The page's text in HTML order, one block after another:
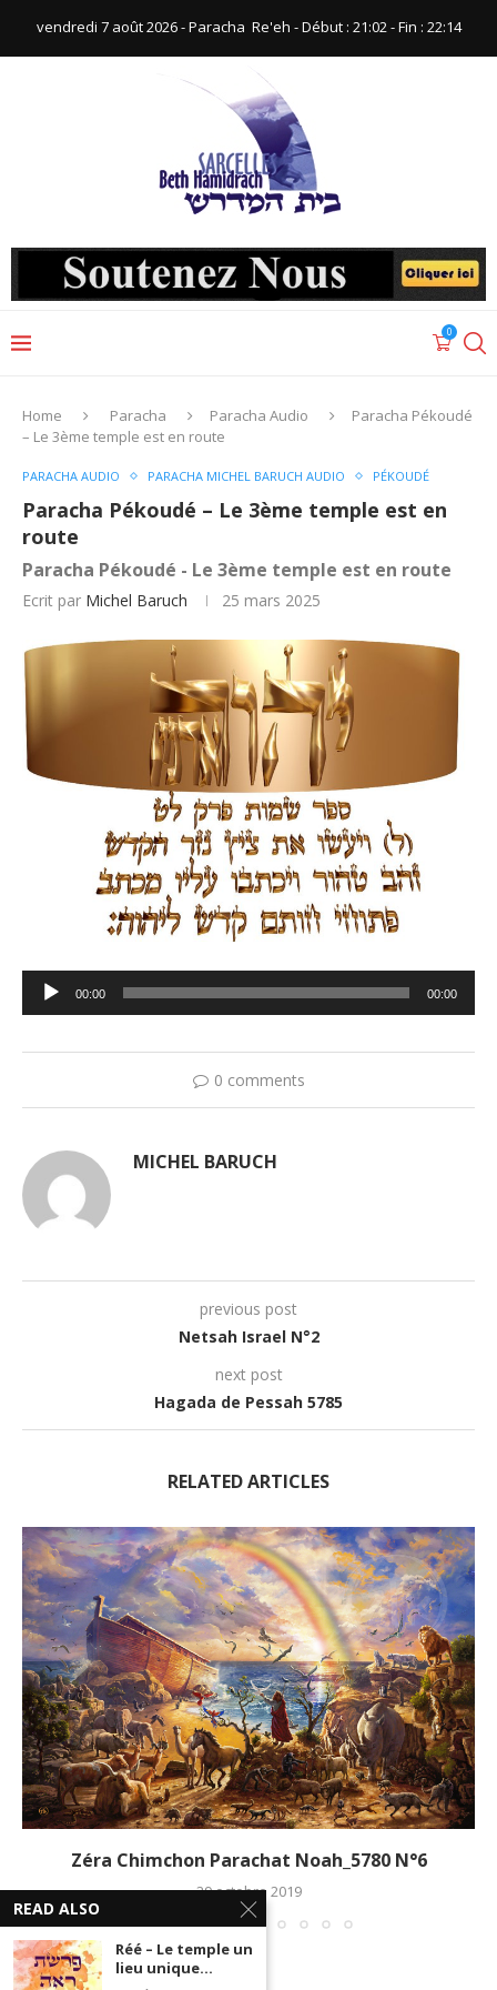
vendredi 7 août 2026 - Paracha ‪ Re'eh‬ - Début : 21:02‬ - Fin : ‪22:14‬
0
Home Paracha Paracha Audio
Paracha Pékoudé
– Le 3ème temple est en route
PARACHA AUDIO PARACHA MICHEL BARUCH AUDIO PÉKOUDÉ
Paracha Pékoudé – Le 3ème temple est en
route
Paracha Pékoudé - Le 3ème temple est en route
Ecrit par Michel Baruch 25 mars 2025
Lecteur
audio
00:00 00:00
0 comments
MICHEL BARUCH
previous post
Netsah Israel N°2
next post
Hagada de Pessah 5785
RELATED ARTICLES
Zéra Chimchon Parachat Noah_5780 N°6
29 octobre 2019
READ ALSO
Réé – Le temple un
lieu unique...